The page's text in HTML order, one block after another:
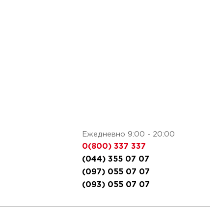
Ежедневно 9:00 - 20:00
0(800) 337 337
(044) 355 07 07
(097) 055 07 07
(093) 055 07 07